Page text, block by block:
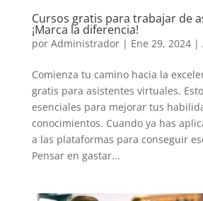
Cursos gratis para trabajar de
¡Marca la diferencia!
por Administrador| Ene 29, 2024|
Comienza tu camino hacia la
gratis para asistentes virtuales.
esenciales para mejorar tus
conocimientos. Cuando ya has
a las plataformas para conseguir
Pensar en gastar...